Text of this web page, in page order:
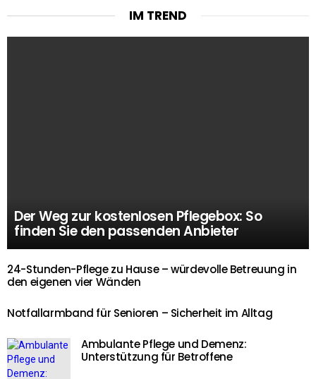
IM TREND
Der Weg zur kostenlosen Pflegebox: So
finden Sie den passenden Anbieter
24-Stunden-Pflege zu Hause – würdevolle Betreuung in
den eigenen vier Wänden
Notfallarmband für Senioren – Sicherheit im Alltag
Ambulante Pflege und Demenz:
Unterstützung für Betroffene